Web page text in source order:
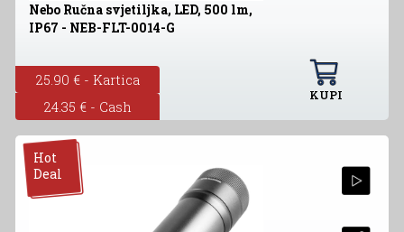
Nebo Ručna svjetiljka, LED, 500 lm,
IP67 - NEB-FLT-0014-G
25.90 € - Kartica
24.35 € - Cash
KUPI
Hot
Deal